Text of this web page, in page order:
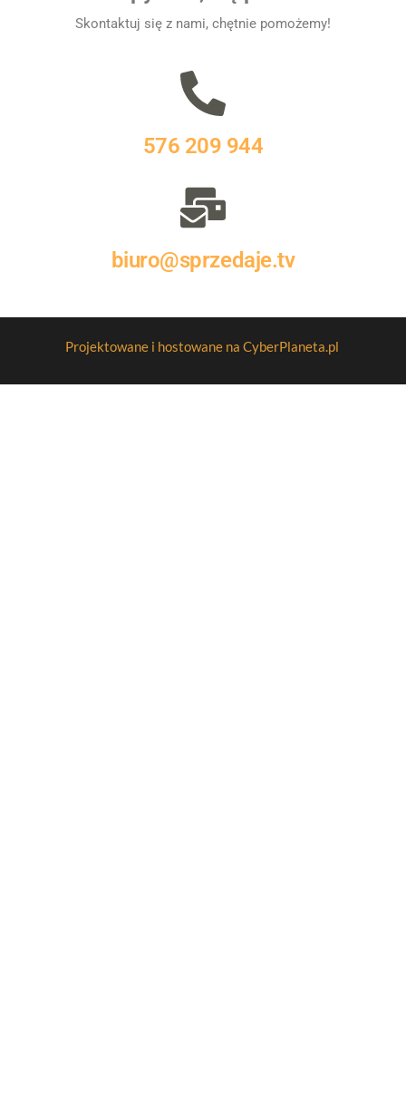
Skontaktuj się z nami, chętnie pomożemy!
576 209 944
biuro@sprzedaje.tv
Projektowane i hostowane na CyberPlaneta.pl